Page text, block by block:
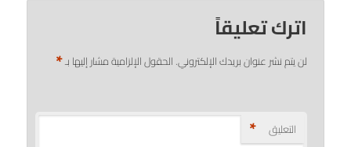
اترك تعليقاً
لن يتم نشر عنوان بريدك الإلكتروني. الحقول الإلزامية مشار إليها بـ*
التعليق *